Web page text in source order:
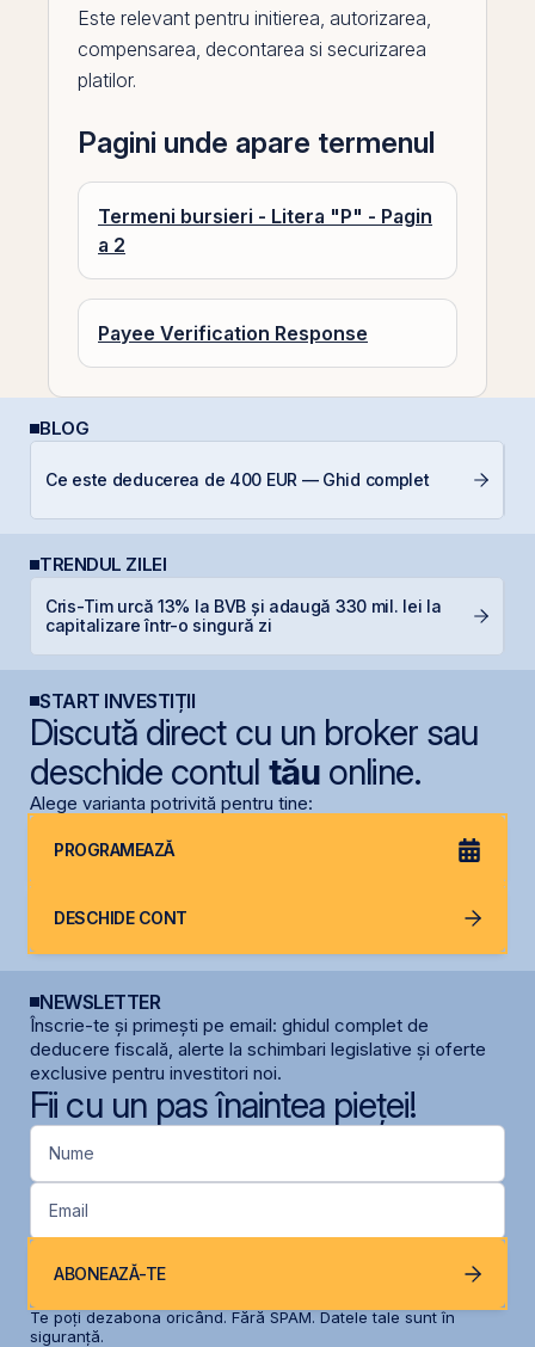
Este relevant pentru initierea, autorizarea,
compensarea, decontarea si securizarea
platilor.
Pagini unde apare termenul
Termeni bursieri - Litera "P" - Pagin
a 2
Payee Verification Response
BLOG
Ce este deducerea de 400 EUR — Ghid complet
TRENDUL ZILEI
Cris-Tim urcă 13% la BVB și adaugă 330 mil. lei la
capitalizare într-o singură zi
START INVESTIȚII
Discută direct cu un broker sau
deschide contul tăuonline.
Alege varianta potrivită pentru tine:
PROGRAMEAZĂ
DESCHIDE CONT
NEWSLETTER
Înscrie-te și primești pe email: ghidul complet de
deducere fiscală, alerte la schimbari legislative și oferte
exclusive pentru investitori noi.
Fii cu un pas înaintea pieței!
Nume
Email
ABONEAZĂ-TE
Te poți dezabona oricând. Fără SPAM. Datele tale sunt în
siguranță.